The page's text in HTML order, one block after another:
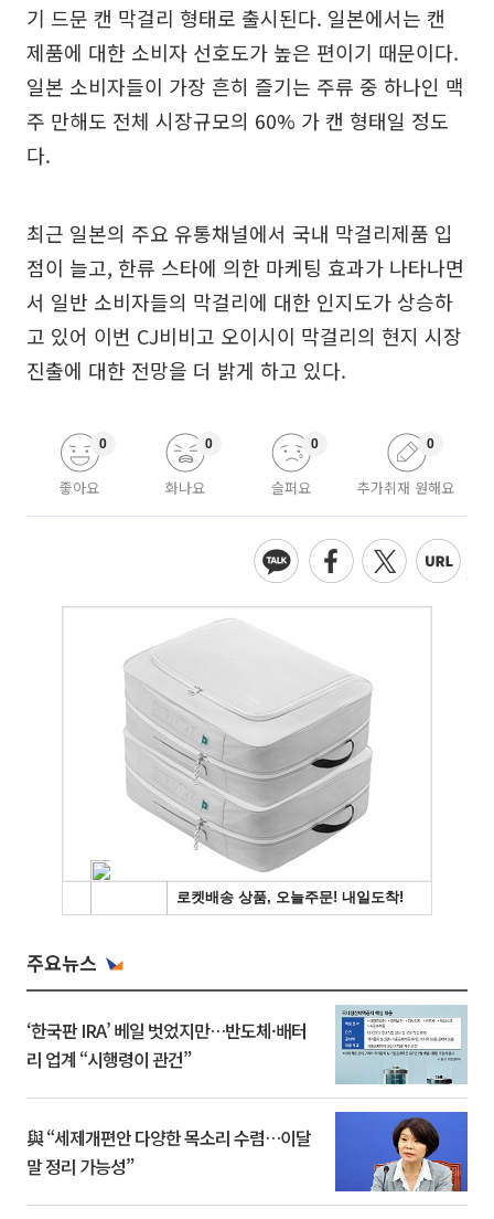
기 드문 캔 막걸리 형태로 출시된다. 일본에서는 캔
제품에 대한 소비자 선호도가 높은 편이기 때문이다.
일본 소비자들이 가장 흔히 즐기는 주류 중 하나인 맥
주 만해도 전체 시장규모의 60% 가 캔 형태일 정도
다.
최근 일본의 주요 유통채널에서 국내 막걸리제품 입
점이 늘고, 한류 스타에 의한 마케팅 효과가 나타나면
서 일반 소비자들의 막걸리에 대한 인지도가 상승하
고 있어 이번 CJ비비고 오이시이 막걸리의 현지 시장
진출에 대한 전망을 더 밝게 하고 있다.
좋아요
0
화나요
0
슬퍼요
0
추가취재 원해요
0
주요뉴스
‘한국판 IRA’ 베일 벗었지만…반도체·배터
리 업계 “시행령이 관건”
與 “세제개편안 다양한 목소리 수렴…이달
말 정리 가능성”